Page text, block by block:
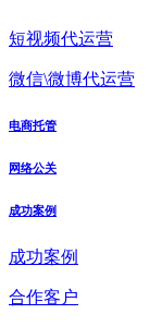
短视频代运营
微信\微博代运营
电商托管
网络公关
成功案例
成功案例
合作客户